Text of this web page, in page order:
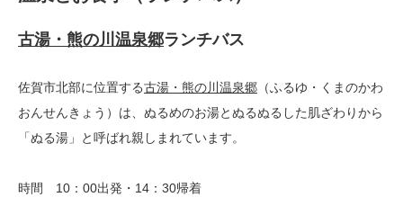
古湯・熊の川温泉郷ランチバス
佐賀市北部に位置する古湯・熊の川温泉郷 （ふるゆ・くまのかわ
おんせんきょう）は、ぬるめのお湯とぬるぬるした肌ざわりから
「ぬる湯」と呼ばれ親しまれています。
時間 10：00出発・14：30帰着